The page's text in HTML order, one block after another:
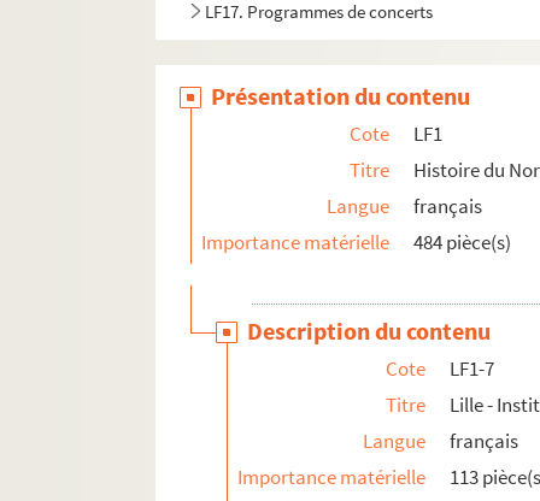
LF17. Programmes de concerts
LF19. Musique à Lille
LF20. Articles extraits de journaux, histoire
LF21. Notes sur Lille et la région (1708-1912)
LF22. Lille - Ephémérides et notes
LF23. Bibliographie du Nord de la France
LF25. Photographies Beaux-Arts
LF26. Portefeuille non numéroté 4
Présentation du contenu
Cote
LF1
Titre
Histoire du
Langue
français
Importance matérielle
484 pièce(s)
Description du contenu
Cote
LF1-7
Titre
Lille -
Langue
français
Importance matérielle
113